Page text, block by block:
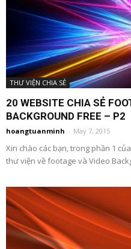
THƯ VIỆN CHIA SẺ
20 WEBSITE CHIA SẺ
BACKGROUND FREE – P2
hoangtuanminh - May 7, 2015
Xin chào các bạn, trong phần 1
thư viện về footage và Video